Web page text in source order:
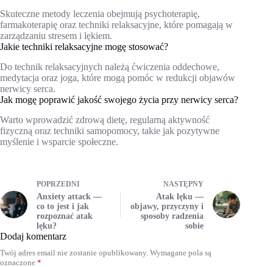
Skuteczne metody leczenia obejmują psychoterapię,
farmakoterapię oraz techniki relaksacyjne, które pomagają w
zarządzaniu stresem i lękiem.
Jakie techniki relaksacyjne mogę stosować?
Do technik relaksacyjnych należą ćwiczenia oddechowe,
medytacja oraz joga, które mogą pomóc w redukcji objawów
nerwicy serca.
Jak mogę poprawić jakość swojego życia przy nerwicy serca?
Warto wprowadzić zdrową dietę, regularną aktywność
fizyczną oraz techniki samopomocy, takie jak pozytywne
myślenie i wsparcie społeczne.
POPRZEDNI
Anxiety attack —
co to jest i jak
rozpoznać atak
lęku?
NASTĘPNY
Atak lęku —
objawy, przyczyny i
sposoby radzenia
sobie
Dodaj komentarz
Twój adres email nie zostanie opublikowany. Wymagane pola są
oznaczone *